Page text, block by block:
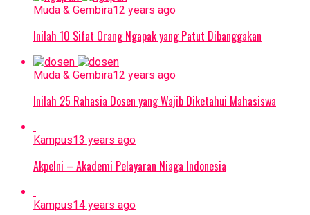
Muda & Gembira12 years ago
Inilah 10 Sifat Orang Ngapak yang Patut Dibanggakan
Muda & Gembira12 years ago
Inilah 25 Rahasia Dosen yang Wajib Diketahui Mahasiswa
Kampus13 years ago
Akpelni – Akademi Pelayaran Niaga Indonesia
Kampus14 years ago